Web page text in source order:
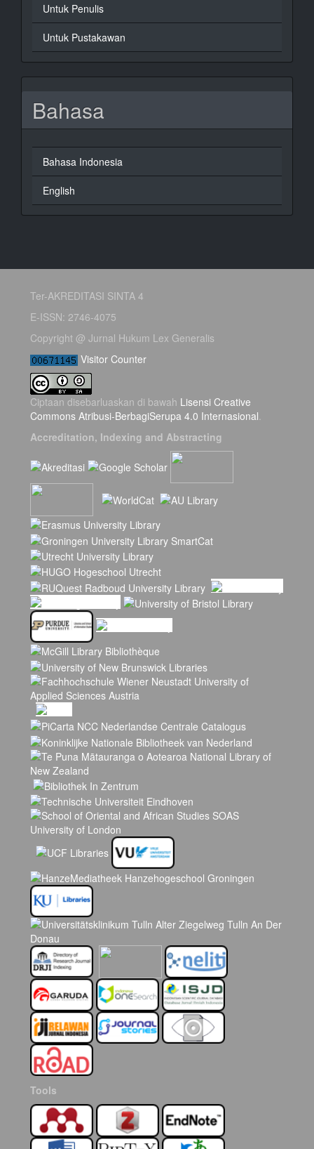
Untuk Penulis
Untuk Pustakawan
Bahasa
Bahasa Indonesia
English
Ter-AKREDITASI SINTA 4
E-ISSN: 2746-4075
Copyright @ Jurnal Hukum Lex Generalis
Visitor Counter
Ciptaan disebarluaskan di bawah Lisensi Creative
Commons Atribusi-BerbagiSerupa 4.0 Internasional.
Accreditation, Indexing and Abstracting
Tools